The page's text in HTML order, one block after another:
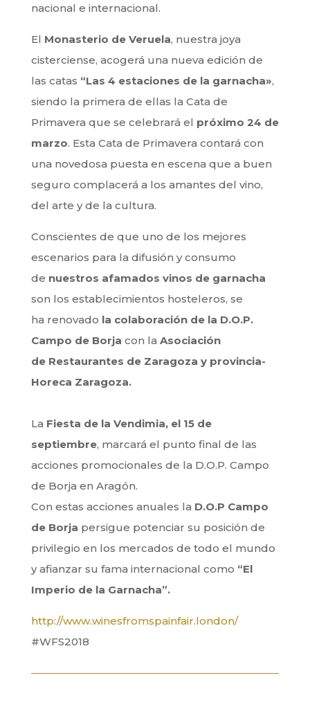
nacional e internacional.
El Monasterio de Veruela, nuestra joya
cisterciense, acogerá una nueva edición de
las catas “Las 4 estaciones de la garnacha»,
siendo la primera de ellas la Cata de
Primavera que se celebrará el próximo 24 de
marzo. Esta Cata de Primavera contará con
una novedosa puesta en escena que a buen
seguro complacerá a los amantes del vino,
del arte y de la cultura.
Conscientes de que uno de los mejores
escenarios para la difusión y consumo
de nuestros afamados vinos de garnacha
son los establecimientos hosteleros, se
ha renovado la colaboración de la D.O.P.
Campo de Borja con la Asociación
de Restaurantes de Zaragoza y provincia-
Horeca Zaragoza.
La Fiesta de la Vendimia, el 15 de
septiembre, marcará el punto final de las
acciones promocionales de la D.O.P. Campo
de Borja en Aragón.
Con estas acciones anuales la D.O.P Campo
de Borja persigue potenciar su posición de
privilegio en los mercados de todo el mundo
y afianzar su fama internacional como “El
Imperio de la Garnacha”.
http://www.winesfromspainfair.london/
#WFS2018